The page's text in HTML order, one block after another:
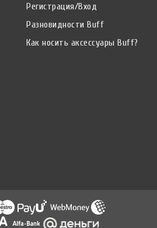
Регистрация/Вход
Разновидности Buff
Как носить аксессуары Buff?